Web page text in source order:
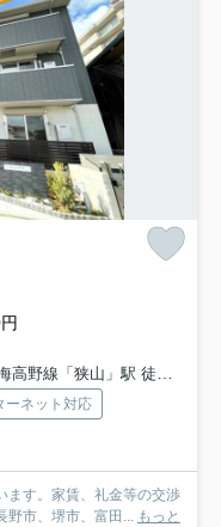
高野線「狭山」駅 徒歩14分
ーネット対応
ます。家賃、礼金等の交渉
野市、堺市、富田... もっと